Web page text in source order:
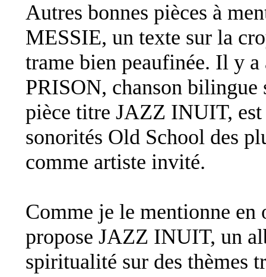
Autres bonnes pièces à
MESSIE, un texte sur la
trame bien peaufinée. Il y
PRISON, chanson bilingue
pièce titre JAZZ INUIT,
sonorités Old School des
comme artiste invité.
Comme je le mentionne en
propose JAZZ INUIT, un
spiritualité sur des thèmes